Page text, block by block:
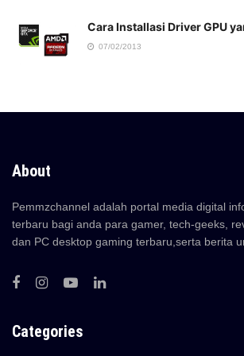
Cara Installasi Driver GPU
07/02/2013
About
Pemmzchannel adalah portal media digital
terbaru bagi anda para gamer, tech-geeks,
dan PC desktop gaming terbaru,serta berita
Categories